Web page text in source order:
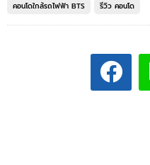
คอนโดใกล้รถไฟฟ้า BTS
รีวิว คอนโด